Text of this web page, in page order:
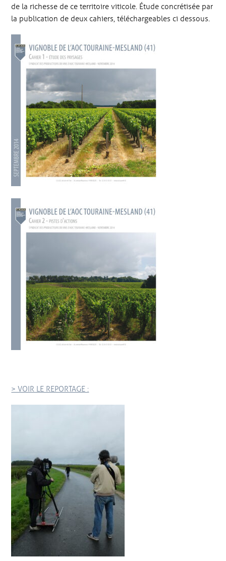
de la richesse de ce territoire viticole. Étude concrétisée par
la publication de deux cahiers, téléchargeables ci dessous.
> VOIR LE REPORTAGE :